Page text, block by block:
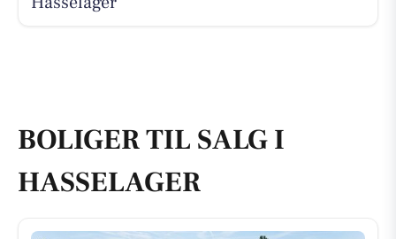
BOLIGER TIL SALG I
HASSELAGER